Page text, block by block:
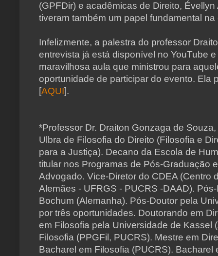
(GPFDir) e acadêmicas de Direito,
tiveram também um papel fundamental
Infelizmente, a palestra do professor
entrevista já está disponível no YouTube
maravilhosa aula que ministrou para
oportunidade de participar do evento. Ela
[AQUI].
*Professor Dr. Draiton Gonzaga de
Ulbra de Filosofia do Direito (Filosofia e
para a Justiça). Decano da Escola de
titular nos Programas de Pós-Graduação
Advogado. Vice-Diretor do CDEA (Centro
Alemães - UFRGS - PUCRS -DAAD).
Bochum (Alemanha). Pós-Doutor pela
por três oportunidades. Doutorando em
em Filosofia pela Universidade de Kassel
Filosofia (PPGFil, PUCRS). Mestre em
Bacharel em Filosofia (PUCRS). Bacharel